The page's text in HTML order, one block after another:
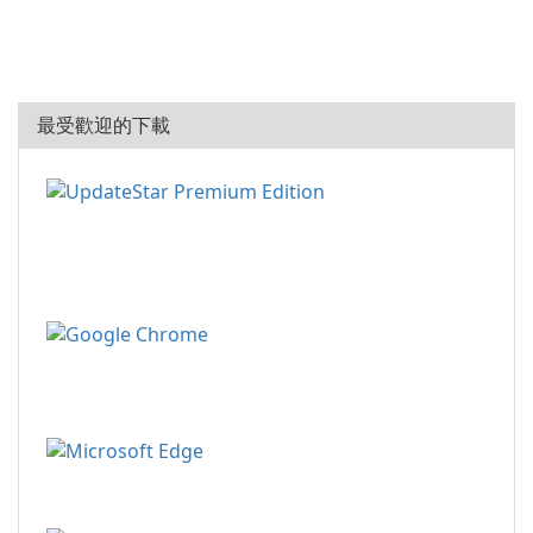
最受歡迎的下載